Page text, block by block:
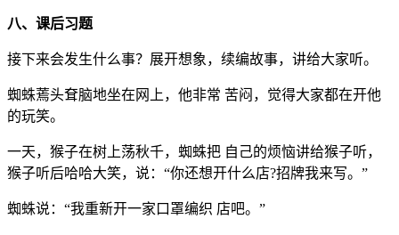
八、课后习题
接下来会发生什么事？展开想象，续编故事，讲给大家听。
蜘蛛蔫头耷脑地坐在网上，他非常 苦闷，觉得大家都在开他
的玩笑。
一天，猴子在树上荡秋千，蜘蛛把 自己的烦恼讲给猴子听，
猴子听后哈哈大笑，说：“你还想开什么店?招牌我来写。”
蜘蛛说：“我重新开一家口罩编织 店吧。”